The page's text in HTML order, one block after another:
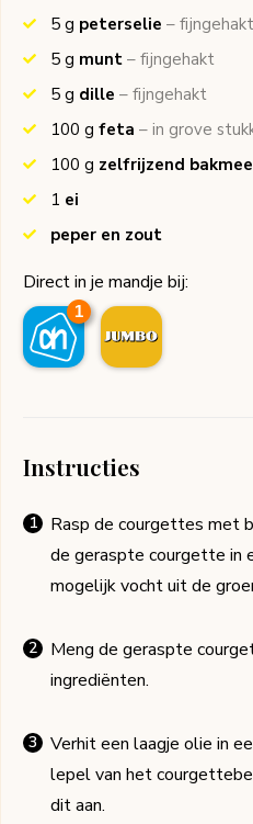
5 g peterselie – fijngehakt
5 g munt – fijngehakt
5 g dille – fijngehakt
100 g feta – in grove
100 g zelfrijzend
1 ei
peper en zout
Direct in je mandje bij:
1
Instructies
Rasp de courgettes met
de geraspte courgette in
mogelijk vocht uit de
Meng de geraspte
ingrediënten.
Verhit een laagje olie in
lepel van het
dit aan.